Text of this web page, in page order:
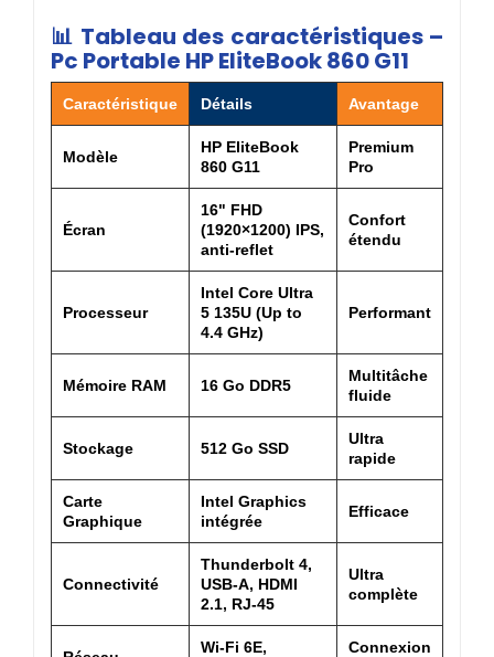
📊 Tableau des caractéristiques –
Pc Portable HP EliteBook 860 G11
Caractéristique Détails Avantage
Modèle
HP EliteBook
860 G11
Premium
Pro
Écran
16" FHD
(1920×1200) IPS,
anti-reflet
Confort
étendu
Processeur
Intel Core Ultra
5 135U (Up to
4.4 GHz)
Performant
Mémoire RAM 16 Go DDR5
Multitâche
fluide
Stockage 512 Go SSD
Ultra
rapide
Carte
Graphique
Intel Graphics
intégrée
Efficace
Connectivité
Thunderbolt 4,
USB-A, HDMI
2.1, RJ-45
Ultra
complète
Wi-Fi 6E, Connexion